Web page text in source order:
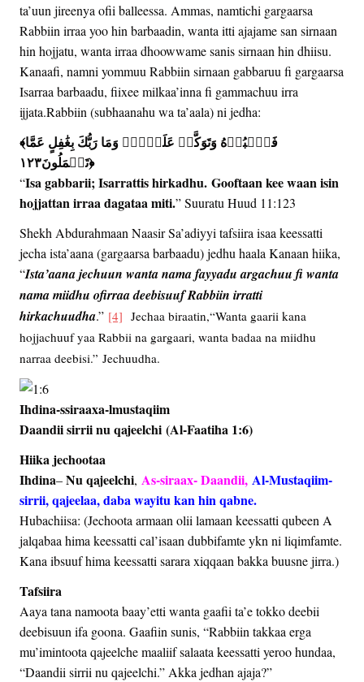
ta’uun jireenya ofii balleessa. Ammas, namtichi gargaarsa
Rabbiin irraa yoo hin barbaadin, wanta itti ajajame san sirnaan
hin hojjatu, wanta irraa dhoowwame sanis sirnaan hin dhiisu.
Kanaafi, namni yommuu Rabbiin sirnaan gabbaruu fi gargaarsa
Isarraa barbaadu, fiixee milkaa’inna fi gammachuu irra
ijjata.Rabbiin (subhaanahu wa ta’aala) ni jedha:
﴾فَٱعۡبُدۡهُ وَتَوَكَّلۡ عَلَيۡهِۚ وَمَا رَبُّكَ بِغَٰفِلٍ عَمَّا
تَعۡمَلُونَ١٢٣﴿
“Isa gabbarii; Isarrattis hirkadhu. Gooftaan kee waan isin
hojjattan irraa dagataa miti.” Suuratu Huud 11:123
Shekh Abdurahmaan Naasir Sa’adiyyi tafsiira isaa keessatti
jecha ista’aana (gargaarsa barbaadu) jedhu haala Kanaan hiika,
“Ista’aana jechuun wanta nama fayyadu argachuu fi wanta
nama miidhu ofirraa deebisuuf Rabbiin irratti
hirkachuudha.” [4] Jechaa biraatin,“Wanta gaarii kana
hojjachuuf yaa Rabbii na gargaari, wanta badaa na miidhu
narraa deebisi.” Jechuudha.
Ihdina-ssiraaxa-lmustaqiim
Daandii sirrii nu qajeelchi (Al-Faatiha 1:6)
Hiika jechootaa
Ihdina–Nu qajeelchi, As-siraax- Daandii, Al-Mustaqiim-
sirrii, qajeelaa, daba wayitu kan hin qabne.
Hubachiisa: (Jechoota armaan olii lamaan keessatti qubeen A
jalqabaa hima keessatti cal’isaan dubbifamte ykn ni liqimfamte.
Kana ibsuuf hima keessatti sarara xiqqaan bakka buusne jirra.)
Tafsiira
Aaya tana namoota baay’etti wanta gaafii ta’e tokko deebii
deebisuun ifa goona. Gaafiin sunis, “Rabbiin takkaa erga
mu’imintoota qajeelche maaliif salaata keessatti yeroo hundaa,
“Daandii sirrii nu qajeelchi.” Akka jedhan ajaja?”